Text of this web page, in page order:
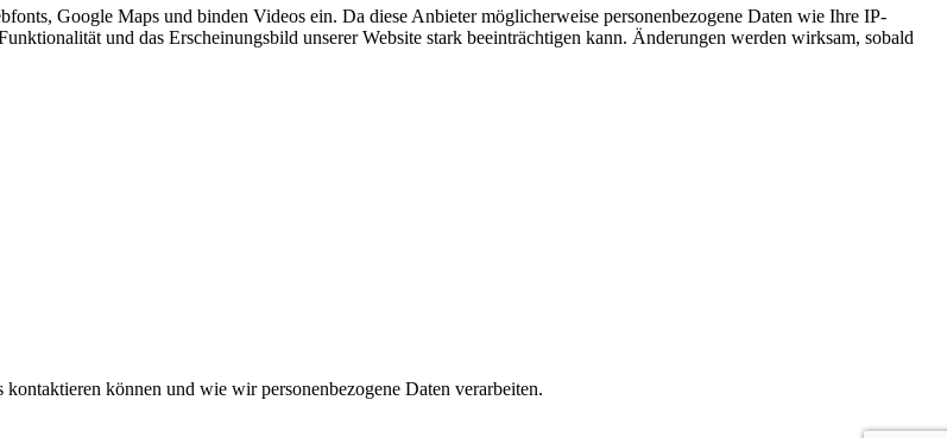
Google Maps und binden Videos ein. Da diese Anbieter möglicherweise personenbezogene Daten wie Ihre IP-
und das Erscheinungsbild unserer Website stark beeinträchtigen kann. Änderungen werden wirksam, sobald
können und wie wir personenbezogene Daten verarbeiten.